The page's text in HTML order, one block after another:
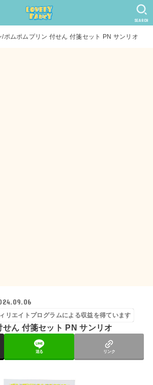
SEARCH
ポムポムプリン 付せん 付箋セット PN サンリオ
リエイトプログラムによる収益を得ています
ん 付箋セット PN サンリオ
送る リンク